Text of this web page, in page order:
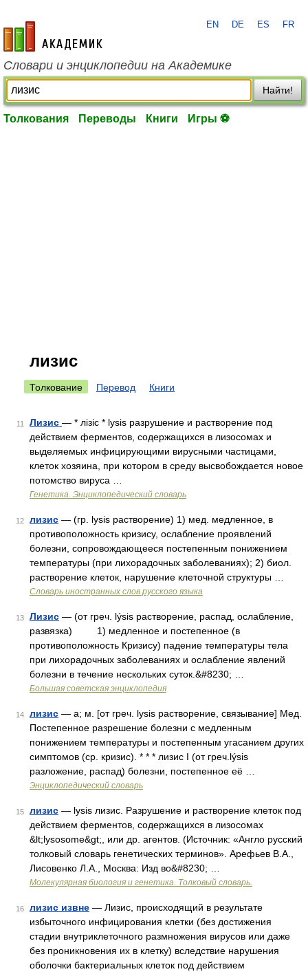
academic.ru
EN DE ES FR
Словари и энциклопедии на Академике
Найти!
Толкования Переводы Книги Игры ⚽
лизис
Толкование Перевод Книги
11 Лизис — * лізіс * lysis разрушение и растворение под
действием ферментов, содержащихся в лизосомах и
выделяемых инфицирующими вирусными частицами,
клеток хозяина, при котором в среду высвобождается новое
потомство вируса …
Генетика. Энциклопедический словарь
12 лизис — (гр. lysis растворение) 1) мед. медленное, в
противоположность кризису, ослабление проявлений
болезни, сопровождающееся постепенным понижением
температуры (при лихорадочных заболеваниях); 2) биол.
растворение клеток, нарушение клеточной структуры …
Словарь иностранных слов русского языка
13 Лизис — (от греч. lýsis растворение, распад, ослабление,
развязка) 1) медленное и постепенное (в
противоположность Кризису) падение температуры тела
при лихорадочных заболеваниях и ослабление явлений
болезни в течение нескольких суток.&#8230; …
Большая советская энциклопедия
14 лизис — а; м. [от греч. lysis растворение, связывание] Мед.
Постепенное разрешение болезни с медленным
понижением температуры и постепенным угасанием других
симптомов (ср. кризис). * * * лизис I (от греч.lýsis
разложение, распад) болезни, постепенное её …
Энциклопедический словарь
15 лизис — lysis лизис. Pазрушение и растворение клеток под
действием ферментов, содержащихся в лизосомах
&lt;lysosome&gt;, или др. агентов. (Источник: «Англо русский
толковый словарь генетических терминов». Арефьев В.А.,
Лисовенко Л.А., Москва: Изд во&#8230; …
Молекулярная биология и генетика. Толковый словарь.
16 лизис извне — Лизис, происходящий в результате
избыточного инфицирования клетки (без достижения
стадии внутриклеточного размножения вирусов или даже
без проникновения их в клетку) вследствие нарушения
оболочки бактериальных клеток под действием